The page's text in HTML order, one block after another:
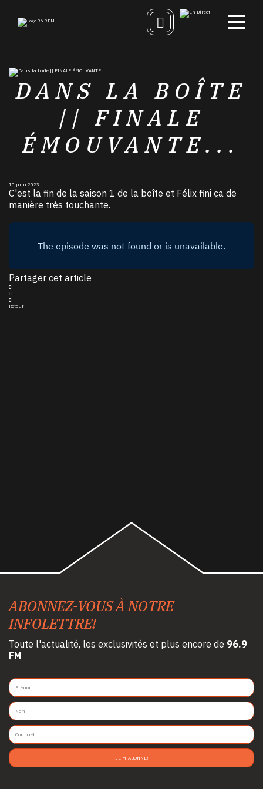
DANS LA BOÎTE
|| FINALE
ÉMOUVANTE...
10 juin 2023
C'est la fin de la saison 1 de la boîte et Félix fini ça de
manière très touchante.
Partager cet article
Retour
ABONNEZ-VOUS À NOTRE
INFOLETTRE!
Toute l'actualité, les exclusivités et plus encore de 96.9
FM
JE M'ABONNE!